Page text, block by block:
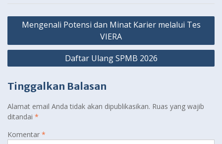
Navigasi
Mengenali Potensi dan Minat Karier melalui Tes
VIERA
Daftar Ulang SPMB 2026
Tinggalkan Balasan
Alamat email Anda tidak akan dipublikasikan. Ruas yang wajib
ditandai *
Komentar *